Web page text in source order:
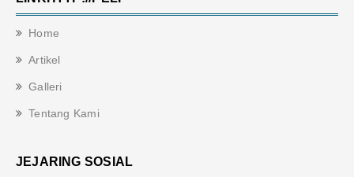
Home
Artikel
Galleri
Tentang Kami
JEJARING SOSIAL